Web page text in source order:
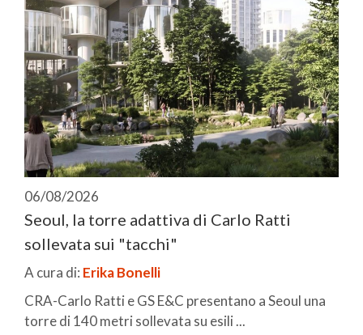
06/08/2026
Seoul, la torre adattiva di Carlo Ratti
sollevata sui "tacchi"
A cura di: Erika Bonelli
CRA-Carlo Ratti e GS E&C presentano a Seoul una
torre di 140 metri sollevata su esili ...